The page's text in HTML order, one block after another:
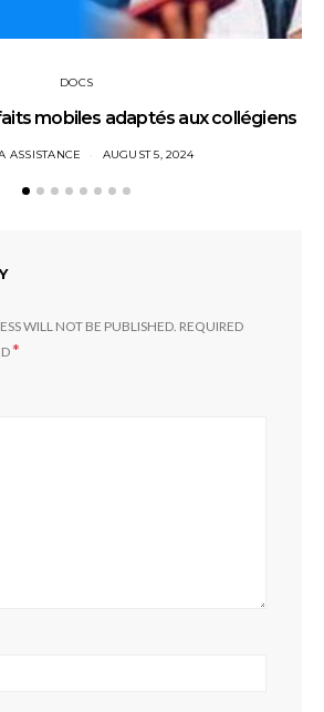
DOCS
mobiles adaptés aux collégiens
ASSISTANCE AUGUST 5, 2024
WILL NOT BE PUBLISHED. REQUIRED
*